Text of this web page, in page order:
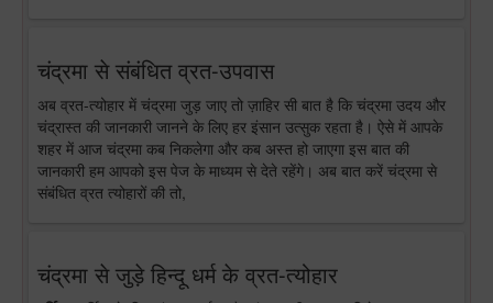
चंद्रमा से संबंधित व्रत-उपवास
अब व्रत-त्योहार में चंद्रमा जुड़ जाए तो ज़ाहिर सी बात है कि चंद्रमा उदय और
चंद्रास्त की जानकारी जानने के लिए हर इंसान उत्सुक रहता है। ऐसे में आपके
शहर में आज चंद्रमा कब निकलेगा और कब अस्त हो जाएगा इस बात की
जानकारी हम आपको इस पेज के माध्यम से देते रहेंगे। अब बात करें चंद्रमा से
संबंधित व्रत त्योहारों की तो,
चंद्रमा से जुड़े हिन्दू धर्म के व्रत-त्योहार